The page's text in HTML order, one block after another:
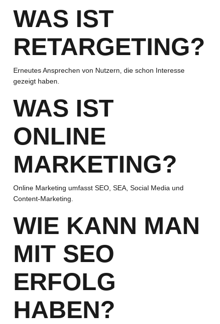
WAS IST
RETARGETING?
Erneutes Ansprechen von Nutzern, die schon Interesse
gezeigt haben.
WAS IST
ONLINE
MARKETING?
Online Marketing umfasst SEO, SEA, Social Media und
Content-Marketing.
WIE KANN MAN
MIT SEO
ERFOLG
HABEN?